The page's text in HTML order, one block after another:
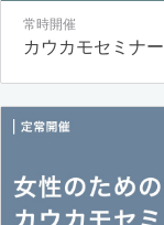
常時開催
カウカモセミナー